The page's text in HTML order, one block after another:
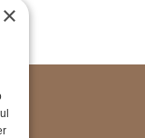
×